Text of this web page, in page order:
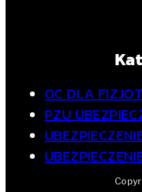
OC DLA
PZU